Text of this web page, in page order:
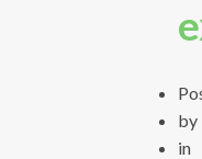
by
in